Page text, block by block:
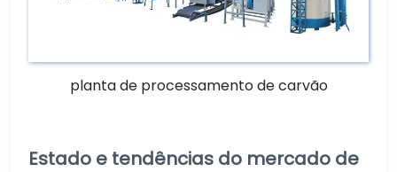
planta de processamento de carvão
Estado e tendências do mercado de